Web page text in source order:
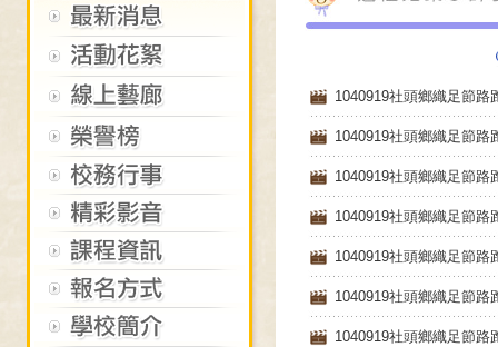
1040919社頭鄉織足節路
1040919社頭鄉織足節
1040919社頭鄉織足節
1040919社頭鄉織足節路
1040919社頭鄉織足節路
1040919社頭鄉織足節路
1040919社頭鄉織足節路